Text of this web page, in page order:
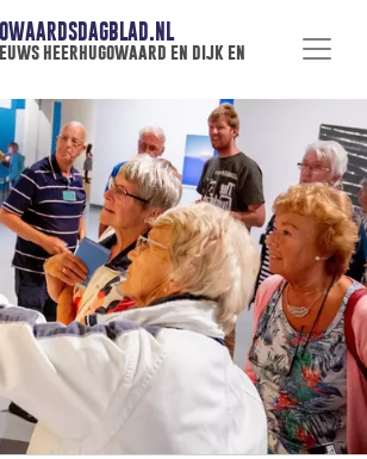
heerhugowaard en dijk en